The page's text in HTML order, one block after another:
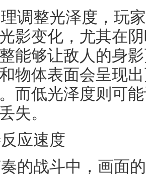
调整光泽度，玩
影变化，尤其在
能够让敌人的身
物体表面会呈现
而低光泽度则可
失。
应速度
的战斗中，画面